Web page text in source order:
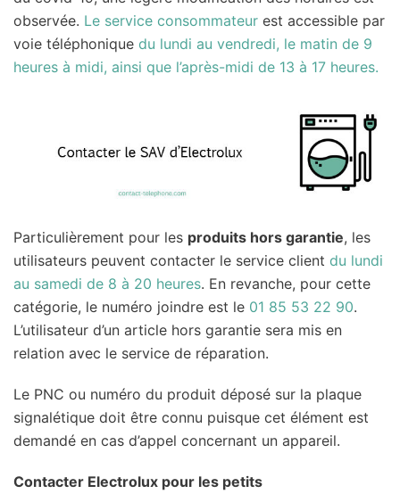
observée. Le service consommateur est accessible par
voie téléphonique du lundi au vendredi, le matin de 9
heures à midi, ainsi que l’après-midi de 13 à 17 heures.
Particulièrement pour les produits hors garantie, les
utilisateurs peuvent contacter le service client du lundi
au samedi de 8 à 20 heures. En revanche, pour cette
catégorie, le numéro joindre est le 01 85 53 22 90.
L’utilisateur d’un article hors garantie sera mis en
relation avec le service de réparation.
Le PNC ou numéro du produit déposé sur la plaque
signalétique doit être connu puisque cet élément est
demandé en cas d’appel concernant un appareil.
Contacter Electrolux pour les petits